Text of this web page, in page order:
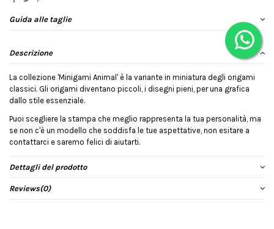
Guida alle taglie
Descrizione
La collezione 'Minigami Animal' è la variante in miniatura degli origami
classici. Gli origami diventano piccoli, i disegni pieni, per una grafica
dallo stile essenziale.
Puoi scegliere la stampa che meglio rappresenta la tua personalità, ma
se non c'è un modello che soddisfa le tue aspettative, non esitare a
contattarci e saremo felici di aiutarti.
Dettagli del prodotto
Reviews(0)